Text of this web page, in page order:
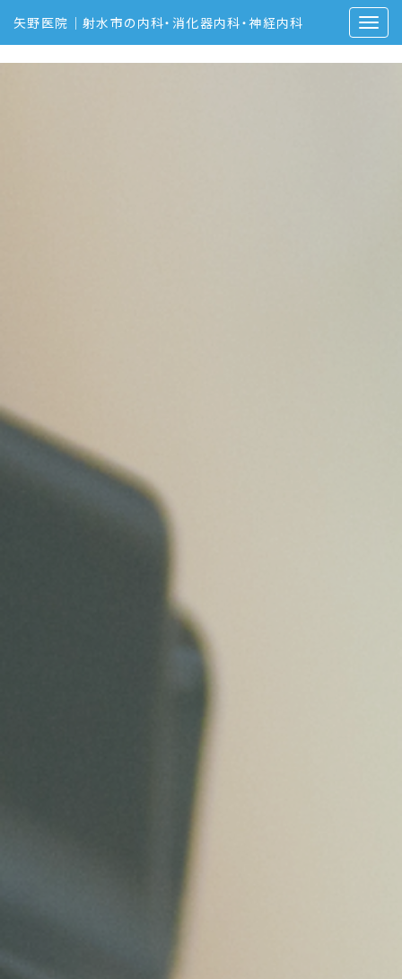
矢野医院｜射水市の内科・消化器内科・神経内科